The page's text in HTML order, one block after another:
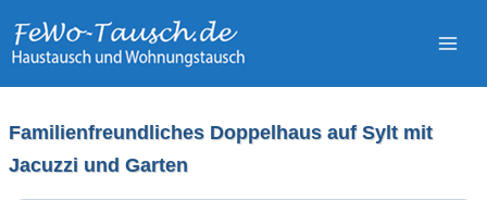
Inhalt
Familienfreundliches Doppelhaus auf Sylt mit
Jacuzzi und Garten